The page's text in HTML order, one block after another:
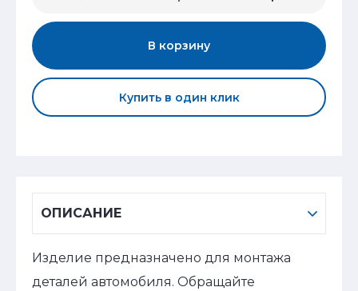
В корзину
Купить в один клик
ОПИСАНИЕ
Изделие предназначено для монтажа
деталей автомобиля. Обращайте